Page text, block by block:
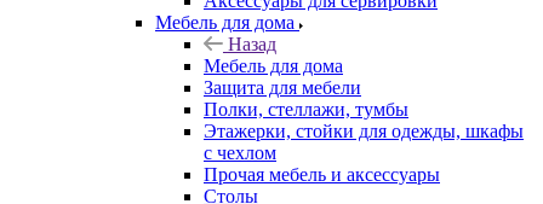
Мебель для дома
Назад
Мебель для дома
Защита для мебели
Полки, стеллажи, тумбы
Этажерки, стойки для одежды, шкафы
с чехлом
Прочая мебель и аксессуары
Столы